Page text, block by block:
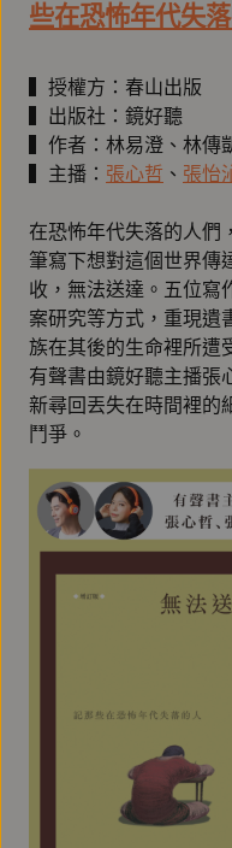
些在恐怖年代失
▍授權方：春山出版
▍出版社：鏡好聽
▍作者：林易澄、林傳
▍主播： 張心哲 、 張怡
在恐怖年代失落的人們
筆寫下想對這個世界傳
收，無法送達。五位寫
案研究等方式，重現遺
族在其後的生命裡所遭
有聲書由鏡好聽主播張
新尋回丟失在時間裡的
鬥爭。